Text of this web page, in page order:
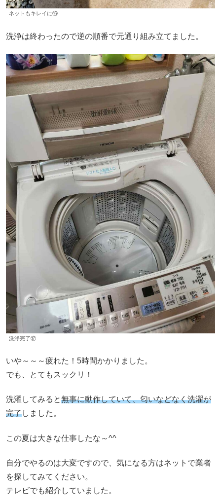
ネットもキレイに⑯
洗浄は終わったので逆の順番で元通り組み立てました。
洗浄完了⑰
いや～～～疲れた！5時間かかりました。
でも、とてもスックリ！
洗濯してみると無事に動作していて、匂いなどなく洗濯が
完了しました。
この夏は大きな仕事したな～^^
自分でやるのは大変ですので、気になる方はネットで業者
を探してみてください。
テレビでも紹介していました。